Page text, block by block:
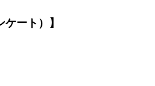
ート）】